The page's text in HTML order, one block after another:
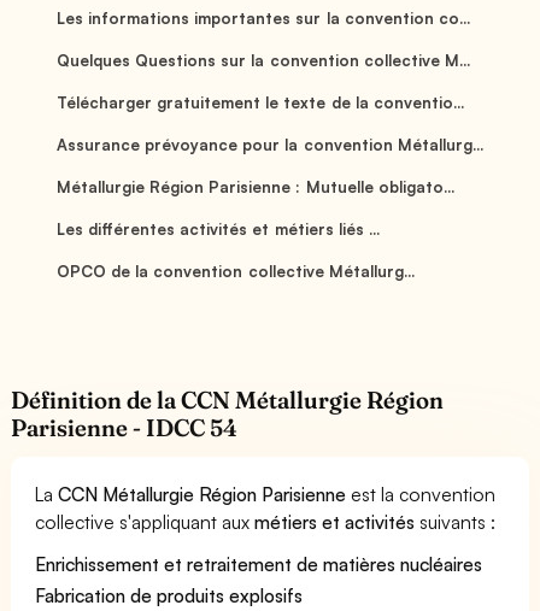
Les informations importantes sur la convention co...
Quelques Questions sur la convention collective M...
Télécharger gratuitement le texte de la conventio...
Assurance prévoyance pour la convention Métallurg...
Métallurgie Région Parisienne : Mutuelle obligato...
Les différentes activités et métiers liés ...
OPCO de la convention collective Métallurg...
Définition de la CCN Métallurgie Région
Parisienne - IDCC 54
LaCCN Métallurgie Région Parisienne est la convention
collective s'appliquant auxmétiers et activités suivants :
Enrichissement et retraitement de matières nucléaires
Fabrication de produits explosifs